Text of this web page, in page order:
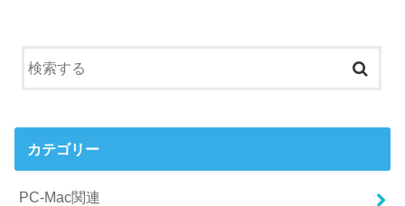
カテゴリー
PC-Mac関連